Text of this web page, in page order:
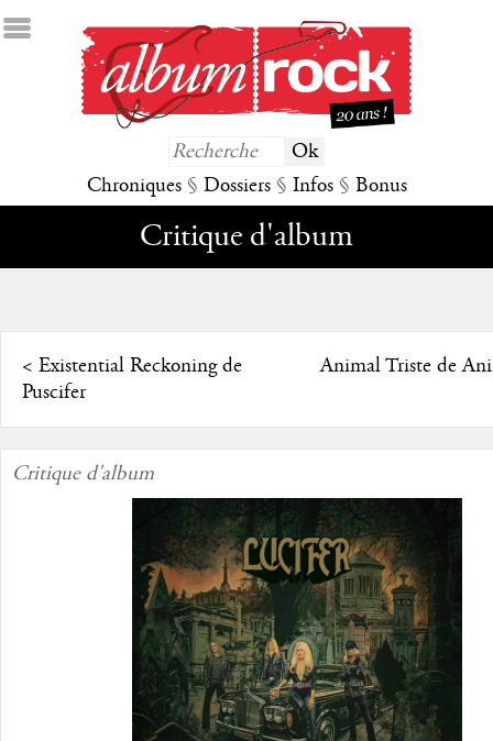
Chroniques § Dossiers § Infos § Bonus
Critique d'album
< Existential Reckoning de
Puscifer
Animal Triste de
Critique d'album